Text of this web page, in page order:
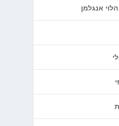
אנגלמן